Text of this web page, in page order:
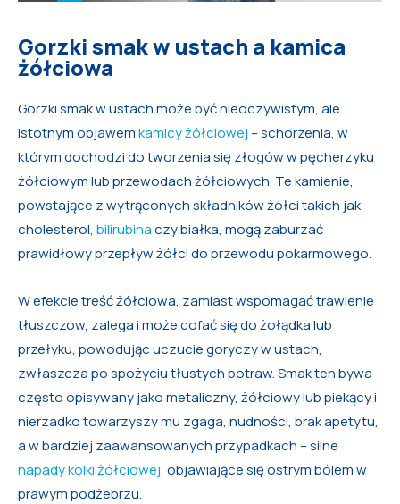
Gorzki smak w ustach a kamica
żółciowa
Gorzki smak w ustach może być nieoczywistym, ale
istotnym objawemkamicy żółciowej – schorzenia, w
którym dochodzi do tworzenia się złogów w pęcherzyku
żółciowym lub przewodach żółciowych. Te kamienie,
powstające z wytrąconych składników żółci takich jak
cholesterol, bilirubinaczy białka, mogą zaburzać
prawidłowy przepływ żółci do przewodu pokarmowego.
W efekcie treść żółciowa, zamiast wspomagać trawienie
tłuszczów, zalega i może cofać się do żołądka lub
przełyku, powodując uczucie goryczy w ustach,
zwłaszcza po spożyciu tłustych potraw. Smak ten bywa
często opisywany jako metaliczny, żółciowy lub piekący i
nierzadko towarzyszy mu zgaga, nudności, brak apetytu,
a w bardziej zaawansowanych przypadkach – silne
napady kolki żółciowej, objawiające się ostrym bólem w
prawym podżebrzu.